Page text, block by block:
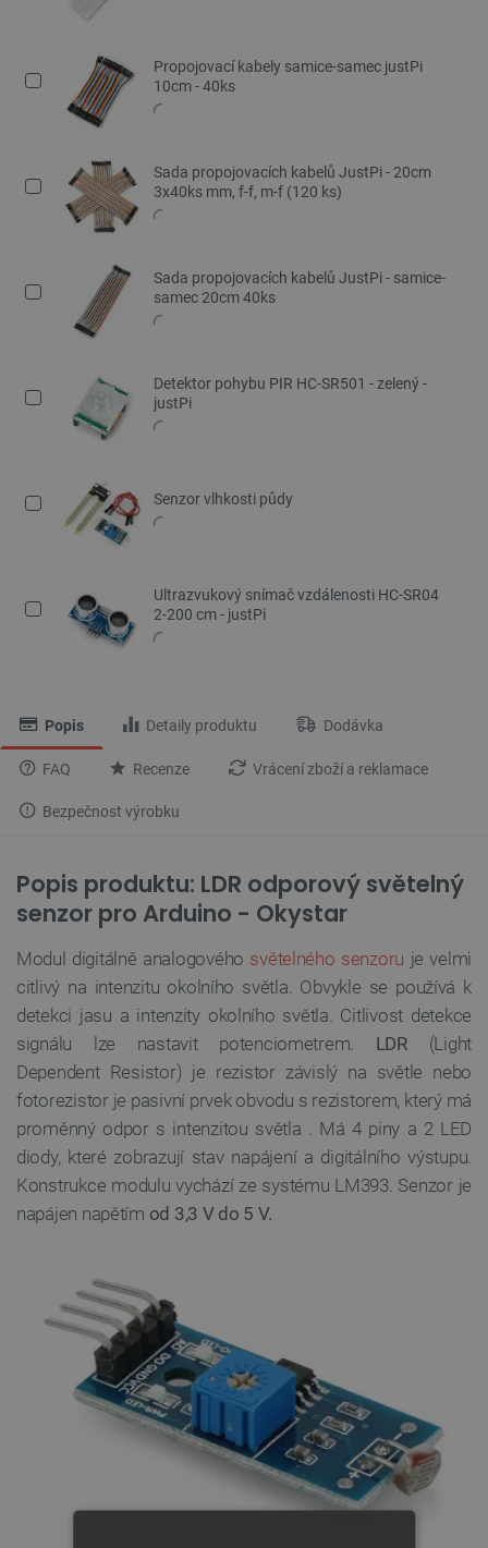
Propojovací kabely samice-samec justPi
10cm - 40ks
Sada propojovacích kabelů JustPi - 20cm
3x40ks mm, f-f, m-f (120 ks)
Sada propojovacích kabelů JustPi - samice-
samec 20cm 40ks
Detektor pohybu PIR HC-SR501 - zelený -
justPi
Senzor vlhkosti půdy
Ultrazvukový snímač vzdálenosti HC-SR04
2-200 cm - justPi
Popis Detaily produktu Dodávka
FAQ Recenze Vrácení zboží a reklamace
Bezpečnost výrobku
Popis produktu: LDR odporový světelný
senzor pro Arduino - Okystar
Modul digitálně analogového světelného senzoru je velmi
citlivý na intenzitu okolního světla. Obvykle se používá k
detekci jasu a intenzity okolního světla. Citlivost detekce
signálu lze nastavit potenciometrem. LDR
(Light
Dependent Resistor) je rezistor závislý na světle nebo
fotorezistor je pasivní prvek obvodu s rezistorem, který má
proměnný odpor s intenzitou světla . Má 4 piny a 2 LED
diody, které zobrazují stav napájení a digitálního výstupu.
Konstrukce modulu vychází ze systému LM393. Senzor je
napájen napětím od 3,3 V do 5 V.